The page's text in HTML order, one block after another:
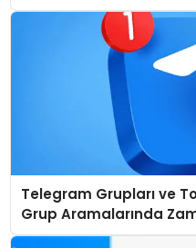
Telegram Grupları ve
Grup Aramalarında